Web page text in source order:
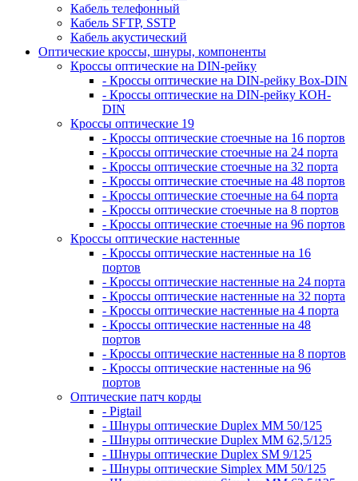
Кабель телефонный
Кабель SFTP, SSTP
Кабель акустический
Оптические кроссы, шнуры, компоненты
Кроссы оптические на DIN-рейку
- Кроссы оптические на DIN-рейку Box-DIN
- Кроссы оптические на DIN-рейку КОН-
DIN
Кроссы оптические 19
- Кроссы оптические стоечные на 16 портов
- Кроссы оптические стоечные на 24 порта
- Кроссы оптические стоечные на 32 порта
- Кроссы оптические стоечные на 48 портов
- Кроссы оптические стоечные на 64 порта
- Кроссы оптические стоечные на 8 портов
- Кроссы оптические стоечные на 96 портов
Кроссы оптические настенные
- Кроссы оптические настенные на 16
портов
- Кроссы оптические настенные на 24 порта
- Кроссы оптические настенные на 32 порта
- Кроссы оптические настенные на 4 порта
- Кроссы оптические настенные на 48
портов
- Кроссы оптические настенные на 8 портов
- Кроссы оптические настенные на 96
портов
Оптические патч корды
- Pigtail
- Шнуры оптические Duplex MM 50/125
- Шнуры оптические Duplex MM 62,5/125
- Шнуры оптические Duplex SM 9/125
- Шнуры оптические Simplex MM 50/125